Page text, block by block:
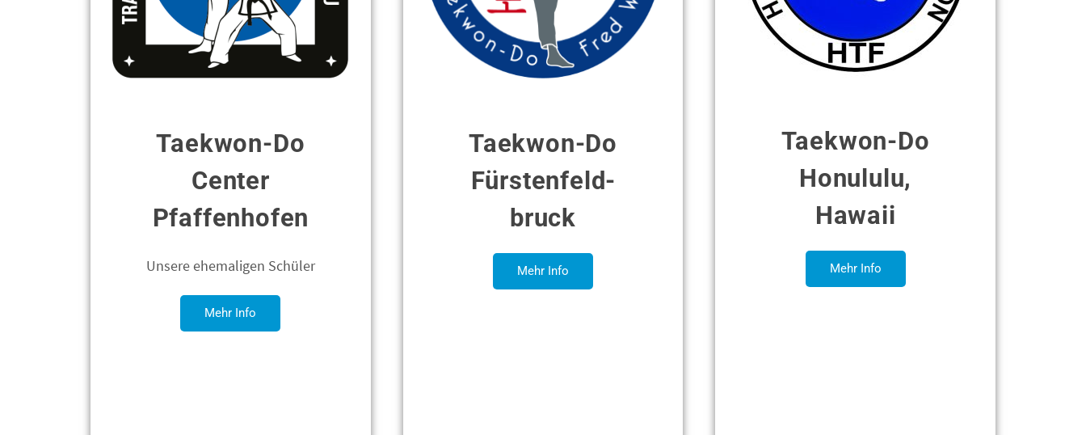
Taekwon-Do
Center
Pfaffenhofen
Unsere ehemaligen Schüler
Mehr Info
Taekwon-Do
Fürsten­feld­
bruck
Mehr Info
Taekwon-Do
Honululu,
Hawaii
Mehr Info